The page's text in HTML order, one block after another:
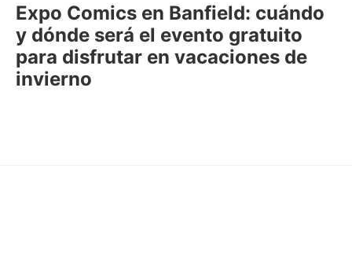
Expo Comics en Banfield: cuándo
y dónde será el evento gratuito
para disfrutar en vacaciones de
invierno